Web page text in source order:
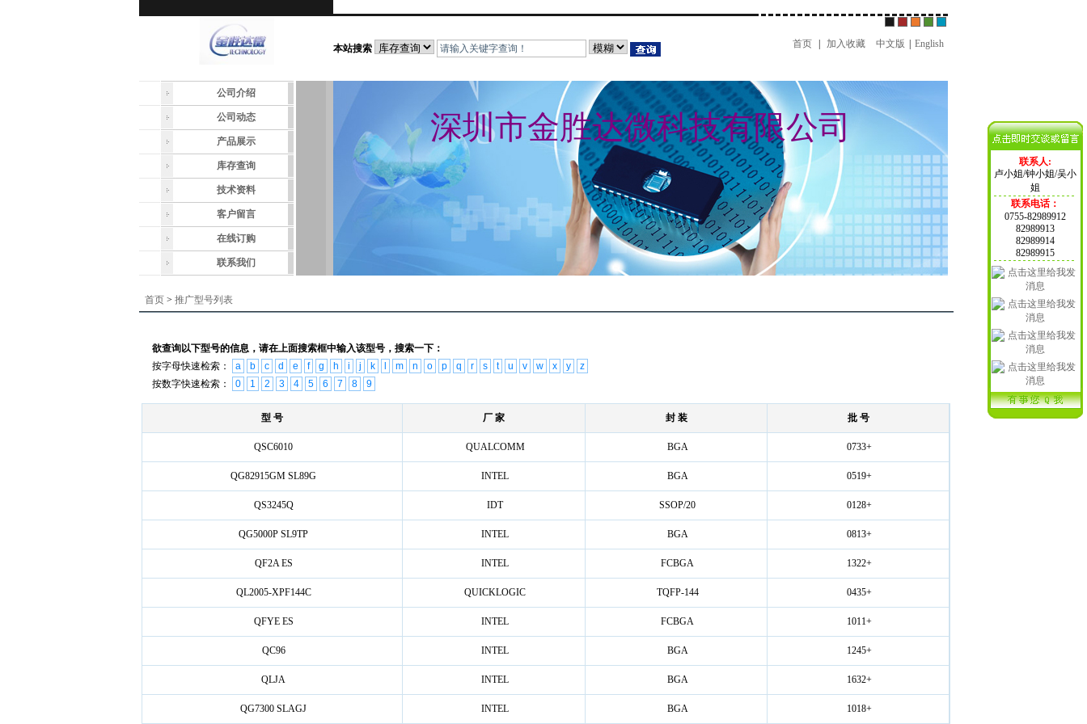
联系人:
卢小姐/钟小姐/吴小
姐
联系电话：
0755-82989912
82989913
82989914
82989915
本站搜索 首页 加入收藏 中文版 English
公司介绍
公司动态
产品展示
库存查询
技术资料
客户留言
在线订购
联系我们
深圳市金胜达微科技有限公司
首页 > 推广型号列表
欲查询以下型号的信息，请在上面搜索框中输入该型号，搜索一下：
按字母快速检索：
a b c d e f g h i j k m n o p q r s t u v w x y
z
按数字快速检索：
0 1 2 3 4 5 6 7 8 9
型 号 厂 家 封 装 批 号
QSC6010 QUALCOMM BGA 0733+
QG82915GM SL89G INTEL BGA 0519+
QS3245Q IDT SSOP/20 0128+
QG5000P SL9TP INTEL BGA 0813+
QF2A ES INTEL FCBGA 1322+
QL2005-XPF144C QUICKLOGIC TQFP-144 0435+
QFYE ES INTEL FCBGA 1011+
QC96 INTEL BGA 1245+
QLJA INTEL BGA 1632+
QG7300 SLAGJ INTEL BGA 1018+